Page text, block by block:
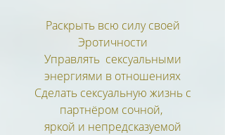
Раскрыть всю силу своей
Эротичности​​
Управлять сексуальными
энергиями в отношениях
Сделать сексуальную жизнь с
партнёром сочной, ​
яркой и непредсказуемой